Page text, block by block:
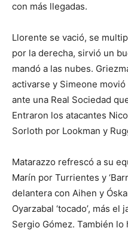
con más llegadas.
Llorente se vació, se
por la derecha, sirvió un
mandó a las nubes.
activarse y Simeone
ante una Real Sociedad
Entraron los atacantes
Sorloth por Lookman y
Matarazzo refrescó a su
Marín por Turrientes y
delantera con Aihen y
Oyarzabal ‘tocado’, más
Sergio Gómez. También